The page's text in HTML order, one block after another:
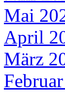
Mai
April
März